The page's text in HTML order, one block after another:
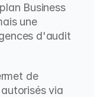
Business
une
d'audit
de
via